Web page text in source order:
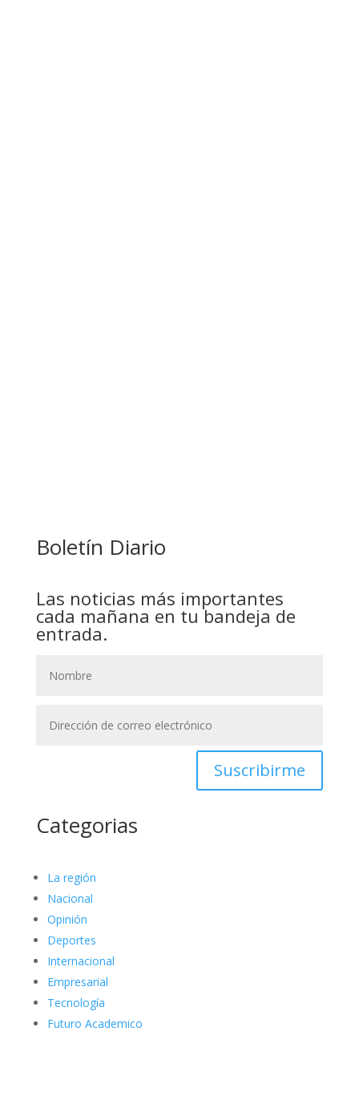
Boletín Diario
Las noticias más importantes
cada mañana en tu bandeja de
entrada.
Suscribirme
Categorias
La región
Nacional
Opinión
Deportes
Internacional
Empresarial
Tecnología
Futuro Academico